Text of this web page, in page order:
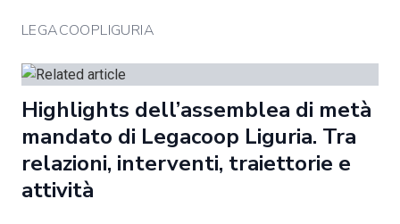
LEGACOOPLIGURIA
Highlights dell’assemblea di metà
mandato di Legacoop Liguria. Tra
relazioni, interventi, traiettorie e
attività